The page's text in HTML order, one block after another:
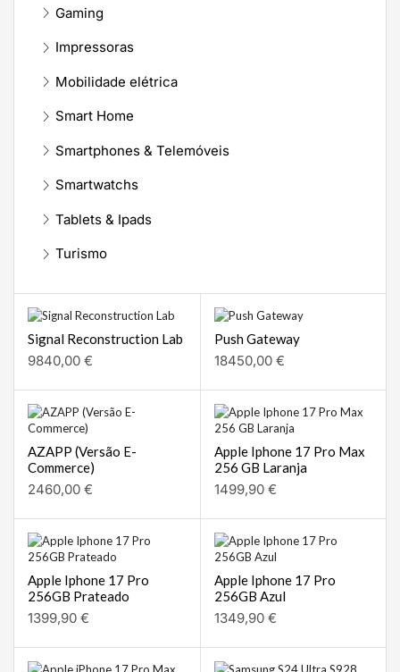
Gaming
Impressoras
Mobilidade elétrica
Smart Home
Smartphones & Telemóveis
Smartwatchs
Tablets & Ipads
Turismo
Signal Reconstruction Lab
9840,00 €
Push Gateway
18450,00 €
AZAPP (Versão E-
Commerce)
2460,00 €
Apple Iphone 17 Pro Max
256 GB Laranja
1499,90 €
Apple Iphone 17 Pro
256GB Prateado
1399,90 €
Apple Iphone 17 Pro
256GB Azul
1349,90 €